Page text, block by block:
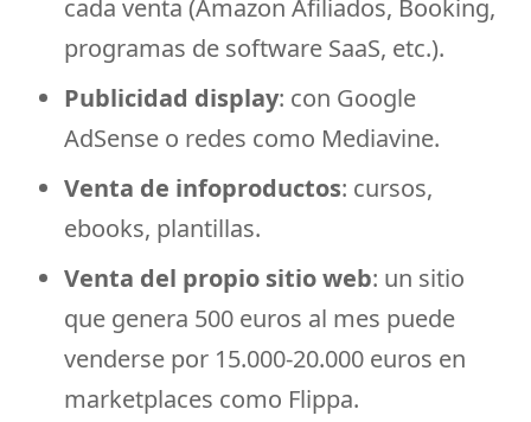
cada venta (Amazon Afiliados, Booking,
programas de software SaaS, etc.).
Publicidad display: con Google
AdSense o redes como Mediavine.
Venta de infoproductos: cursos,
ebooks, plantillas.
Venta del propio sitio web: un sitio
que genera 500 euros al mes puede
venderse por 15.000-20.000 euros en
marketplaces como Flippa.